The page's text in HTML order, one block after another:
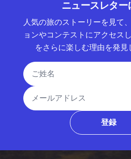
ニュースレター
人気の旅のストーリーを見て
ョンやコンテストにアクセス
をさらに楽しむ理由を発見
氏名
メールアドレス
登録